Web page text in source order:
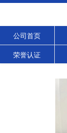
公司首页
荣誉认证